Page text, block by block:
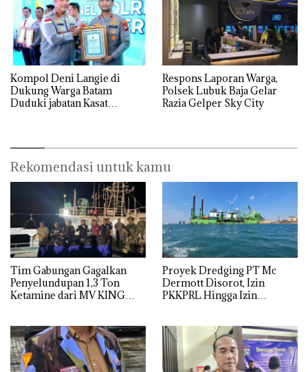
Kompol Deni Langie di
Dukung Warga Batam
Duduki jabatan Kasat
Respons Laporan Warga,
Polsek Lubuk Baja Gelar
Razia Gelper Sky City
Rekomendasi untuk kamu
Tim Gabungan Gagalkan
Penyelundupan 1,3 Ton
Ketamine dari MV KING
Proyek Dredging PT Mc
Dermott Disorot, Izin
PKKPRL Hingga Izin